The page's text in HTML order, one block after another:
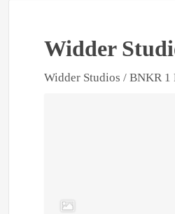
Widder
Widder Studios / BNKR